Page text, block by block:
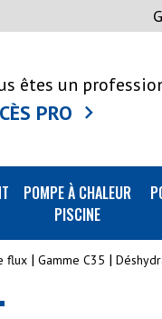
êtes un
PRO
POMPE À CHALEUR
PISCINE
flux Gamme C35